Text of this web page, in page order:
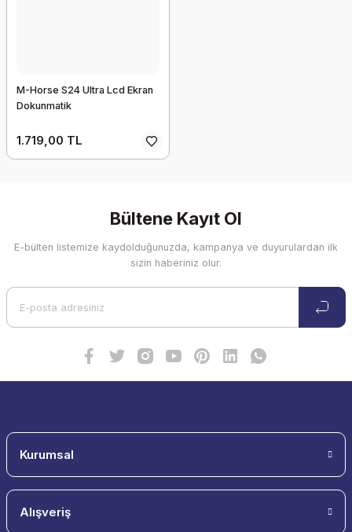
M-Horse S24 Ultra Lcd Ekran
Dokunmatik
1.719,00 TL
Bültene Kayıt Ol
E-bülten listemize kaydolduğunuzda, kampanya ve duyurulardan ilk
sizin haberiniz olur.
Kurumsal
Alışveriş